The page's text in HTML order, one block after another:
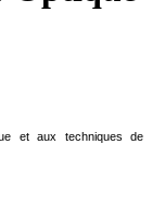
et aux techniques de